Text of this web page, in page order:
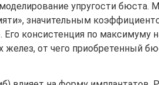
упругости бюста.
значительным
Его консистенция по максимуму
желез, от чего приобретенный